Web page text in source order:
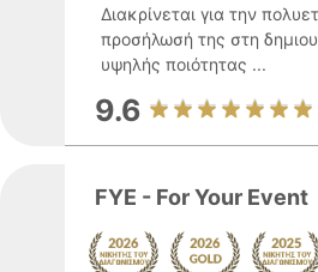
Διακρίνεται για την
προσήλωσή της στη
υψηλής ποιότητας ...
9.6
FYE - For Your Event